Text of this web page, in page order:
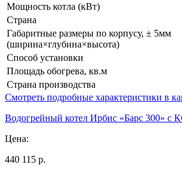
Мощность котла (кВт)
Страна
Габаритные размеры по корпусу, ± 5мм
(ширина×глубина×высота)
Способ установки
Площадь обогрева, кв.м
Страна производства
Смотреть подробные характеристики в
Водогрейный котел Ирбис «Барс 300» с
Цена:
440 115 р.